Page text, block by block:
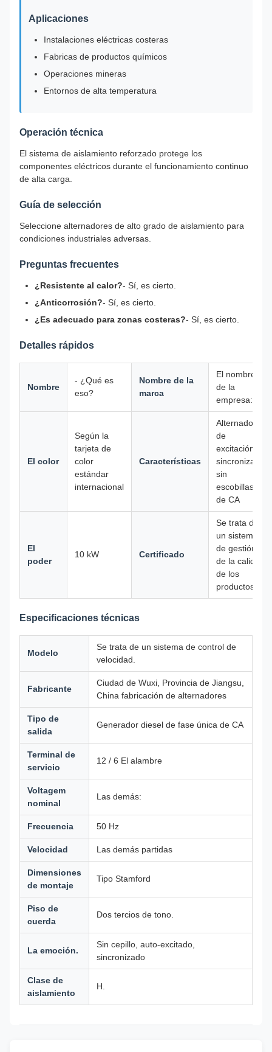
Aplicaciones
Instalaciones eléctricas costeras
Fabricas de productos químicos
Operaciones mineras
Entornos de alta temperatura
Operación técnica
El sistema de aislamiento reforzado protege los
componentes eléctricos durante el funcionamiento continuo
de alta carga.
Guía de selección
Seleccione alternadores de alto grado de aislamiento para
condiciones industriales adversas.
Preguntas frecuentes
¿Resistente al calor?- Sí, es cierto.
¿Anticorrosión?- Sí, es cierto.
¿Es adecuado para zonas costeras?- Sí, es cierto.
Detalles rápidos
Nombre
- ¿Qué es
eso?
Nombre de la
marca
El nombre
de la
empresa:
El color
Según la
tarjeta de
color
estándar
internacional
Características
Alternador
de
excitación
sincronizada
sin
escobillas
de CA
El
poder
10 kW Certificado
Se trata de
un sistema
de gestión
de la calidad
de los
productos.
Especificaciones técnicas
Modelo
Se trata de un sistema de control de
velocidad.
Fabricante
Ciudad de Wuxi, Provincia de Jiangsu,
China fabricación de alternadores
Tipo de
salida
Generador diesel de fase única de CA
Terminal de
servicio
12 / 6 El alambre
Voltagem
nominal
Las demás:
Frecuencia 50 Hz
Velocidad Las demás partidas
Dimensiones
de montaje
Tipo Stamford
Piso de
cuerda
Dos tercios de tono.
La emoción.
Sin cepillo, auto-excitado,
sincronizado
Clase de
aislamiento
H.